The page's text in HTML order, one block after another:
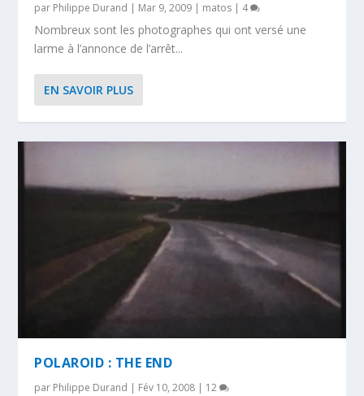
par Philippe Durand Mar 9, 2009 matos 4
Nombreux sont les photographes qui ont versé une
larme à l’annonce de l’arrêt...
EN SAVOIR PLUS
POLAROID : THE END
par Philippe Durand | Fév 10, 2008 | 12